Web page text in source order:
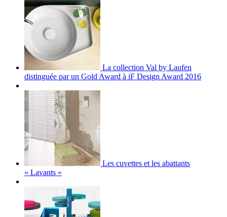
La collection Val by Laufen
distinguée par un Gold Award à iF Design Award 2016
Les cuvettes et les abattants
« Lavants »